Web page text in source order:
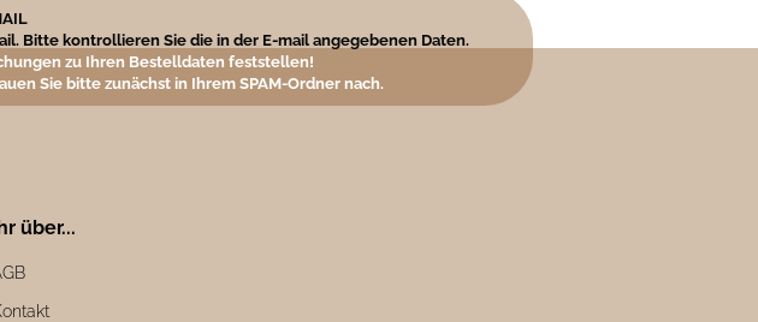
Bitte kontrollieren Sie die in der E-mail angegebenen Daten.
zu Ihren Bestelldaten feststellen!
Sie bitte zunächst in Ihrem SPAM-Ordner nach.
über...